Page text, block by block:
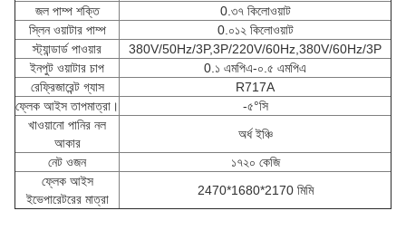
জল পাম্প শক্তি
0.৩৭ কিলোওয়াট
স্লিন ওয়াটার পাম্প
0.০১২ কিলোওয়াট
স্ট্যান্ডার্ড পাওয়ার
380V/50Hz/3P,3P/220V/60Hz,380V/60Hz/3P
ইনপুট ওয়াটার চাপ
0.১ এমপিএ-০.৫ এমপিএ
রেফ্রিজারেন্ট গ্যাস
R717A
ফ্লেক আইস তাপমাত্রা।
-৫°সি
খাওয়ানো পানির নল
আকার
অর্ধ ইঞ্চি
নেট ওজন
১৭২০ কেজি
ফ্লেক আইস
ইভেপারেটরের মাত্রা
2470*1680*2170 মিমি